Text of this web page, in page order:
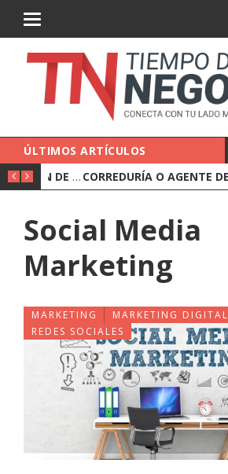
ÚLTIMOS ARTÍCULOS
Social Media
Marketing
MARKETING
MARKETING DIGITAL
REDES SOCIALES